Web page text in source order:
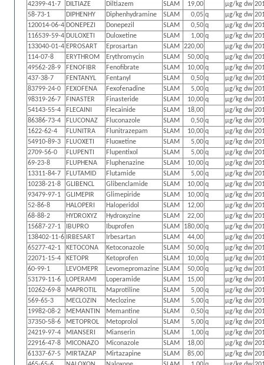
42399-41-7
DILTIAZE Diltiazem SLAM 19,00 µg/kg dw
58-73-1
DIPHENHY Diphenhydramine SLAM 0,05 q µg/kg dw
120014-06-4 DONEPEZI Donepezil SLAM 0,50 q µg/kg dw
116539-59-4 DULOXETI Duloxetine SLAM 1,00 q µg/kg dw
133040-01-4 EPROSART Eprosartan SLAM 220,00 µg/kg dw
114-07-8
ERYTHROM Erythromycin SLAM 50,00 q µg/kg dw
49562-28-9
FENOFIBR Fenofibrate SLAM 10,00 q µg/kg dw
437-38-7
FENTANYL Fentanyl SLAM 0,50 q µg/kg dw
83799-24-0
FEXOFENA Fexofenadine SLAM 5,00 q µg/kg dw
98319-26-7
FINASTER Finasteride SLAM 10,00 q µg/kg dw
54143-55-4
FLECAINI Flecainide SLAM 18,00 µg/kg dw
86386-73-4
FLUCONAZ Fluconazole SLAM 0,50 q µg/kg dw
1622-62-4
FLUNITRA Flunitrazepam SLAM 10,00 q µg/kg dw
54910-89-3
FLUOXETI Fluoxetine SLAM 5,00 q µg/kg dw
2709-56-0
FLUPENTI Flupentixol SLAM 5,00 q µg/kg dw
69-23-8
FLUPHENA Fluphenazine SLAM 10,00 q µg/kg dw
13311-84-7
FLUTAMID Flutamide SLAM 5,00 q µg/kg dw
10238-21-8
GLIBENCL Glibenclamide SLAM 10,00 q µg/kg dw
93479-97-1
GLIMEPIR Glimepiride SLAM 10,00 q µg/kg dw
52-86-8
HALOPERI Haloperidol SLAM 12,00 µg/kg dw
68-88-2
HYDROXYZ Hydroxyzine SLAM 22,00 µg/kg dw
15687-27-1
IBUPRO Ibuprofen SLAM 180,00 q µg/kg dw
138402-11-6
IRBESART Irbesartan SLAM 44,00 µg/kg dw
65277-42-1
KETOCONA Ketoconazole SLAM 50,00 q µg/kg dw
22071-15-4
KETOPR Ketoprofen SLAM 10,00 q µg/kg dw
60-99-1
LEVOMEPR Levomepromazine SLAM 50,00 q µg/kg dw
53179-11-6
LOPERAMI Loperamide SLAM 15,00 µg/kg dw
10262-69-8
MAPROTIL Maprotiline SLAM 5,00 q µg/kg dw
569-65-3
MECLOZIN Meclozine SLAM 5,00 q µg/kg dw
19982-08-2
MEMANTIN Memantine SLAM 0,50 q µg/kg dw
37350-58-6
METOPROL Metoprolol SLAM 5,00 q µg/kg dw
24219-97-4
MIANSERI Mianserin SLAM 1,00 q µg/kg dw
22916-47-8
MICONAZO Miconazole SLAM 18,00 µg/kg dw
61337-67-5
MIRTAZAP Mirtazapine SLAM 85,00 µg/kg dw